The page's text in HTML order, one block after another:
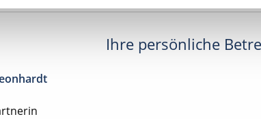
Ihre persönliche